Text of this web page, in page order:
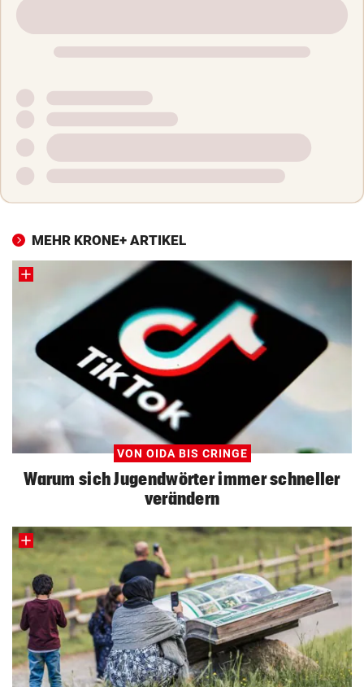
MEHR KRONE+ ARTIKEL
VON OIDA BIS CRINGE
Warum sich Jugendwörter immer schneller
verändern